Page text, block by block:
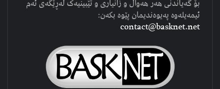
بۆ گەیاندنی هەر هەواڵ و زانیاری و تێبینیەک لەڕێگەی ئەم
ئیمەیلەوە پەیوەندیمان پێوە بکەن:
contact@basknet.net